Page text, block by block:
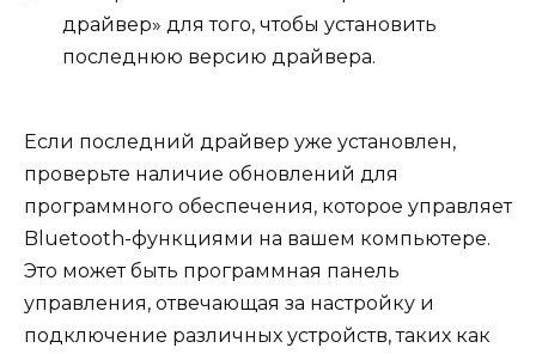
драйвер» для того, чтобы установить
последнюю версию драйвера.
Если последний драйвер уже установлен,
проверьте наличие обновлений для
программного обеспечения, которое управляет
Bluetooth-функциями на вашем компьютере.
Это может быть программная панель
управления, отвечающая за настройку и
подключение различных устройств, таких как